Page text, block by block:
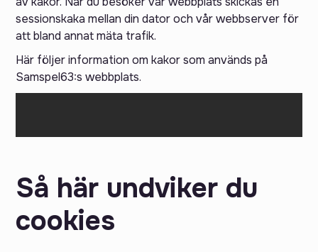
sessionskaka mellan din dator och vår webbserver för
att bland annat mäta trafik.
Här följer information om kakor som används på
Samspel63:s webbplats.
Så här undviker du
cookies